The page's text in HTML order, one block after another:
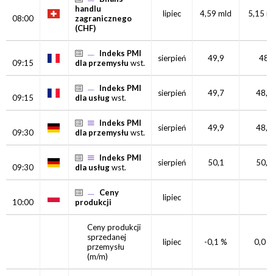
08:00
handlu
zagranicznego
(CHF)
lipiec 4,59 mld 5,15
09:15
Indeks PMI
dla przemysłu wst. sierpień 49,9 48
09:15
Indeks PMI
dla usługwst. sierpień 49,7 48,5
09:30
Indeks PMI
dla przemysłu wst. sierpień 49,9 48,8
09:30
Indeks PMI
dla usługwst. sierpień 50,1 50,3
10:00
Ceny
produkcji
lipiec
Ceny produkcji
sprzedanej
przemysłu
(m/m)
lipiec -0,1 % 0,0